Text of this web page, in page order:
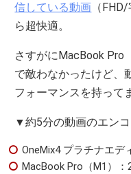
信している動画 （
ら超快適。
さすがにMacBook Pro
で敵わなかったけど、
フォーマンスを持って
▼約5分の動画のエン
OneMix4 プラチナエデ
MacBook Pro（M1）：